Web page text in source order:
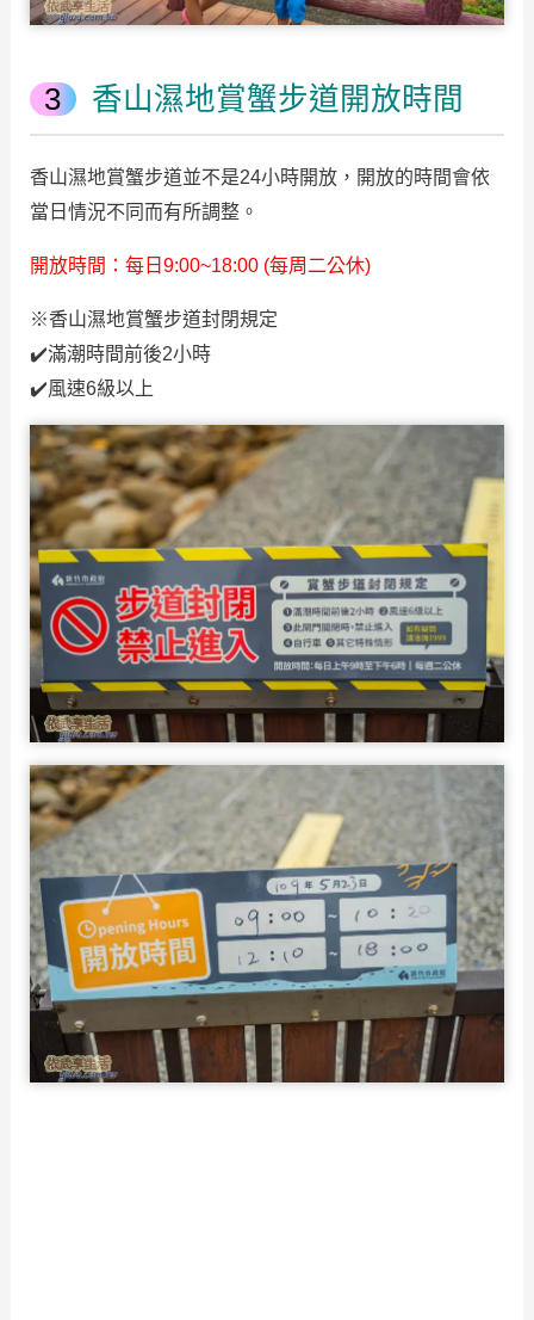
香山濕地賞蟹步道開放時間
香山濕地賞蟹步道並不是24小時開放，開放的時間會依
當日情況不同而有所調整。
開放時間：每日9:00~18:00 (每周二公休)
※香山濕地賞蟹步道封閉規定
✔️滿潮時間前後2小時
✔️風速6級以上